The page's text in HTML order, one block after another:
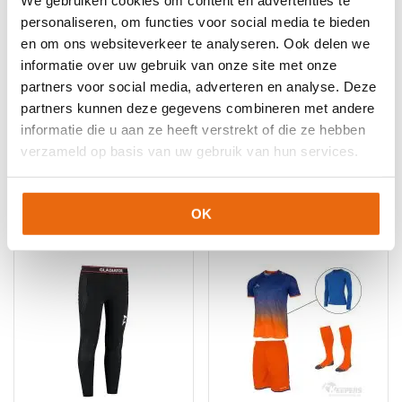
personaliseren, om functies voor social media te bieden
en om ons websiteverkeer te analyseren. Ook delen we
informatie over uw gebruik van onze site met onze
partners voor social media, adverteren en analyse. Deze
partners kunnen deze gegevens combineren met andere
informatie die u aan ze heeft verstrekt of die ze hebben
verzameld op basis van uw gebruik van hun services.
OK
Keepershandschoenen maat 11,Keepershandschoenen maat
,Keepershandschoenen maat 6,Keepershandschoenen
maat 7, Keepershandschoenen maat 8,
Keepershandschoenen maat 9,Keepershandschoenen SALE
Nieuw,Ondergrond,Platte Vinger,Techniek,Uhlsport
Keepershandschoenen
Gerelateerde producten